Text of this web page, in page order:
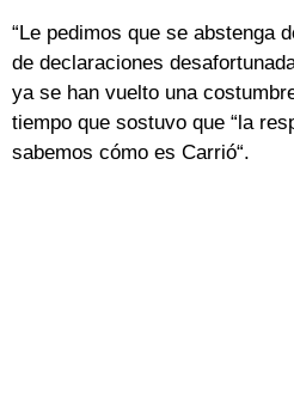
“Le pedimos que se abstenga
de declaraciones
ya se han vuelto una
tiempo que sostuvo que “la
sabemos cómo es Carrió“.